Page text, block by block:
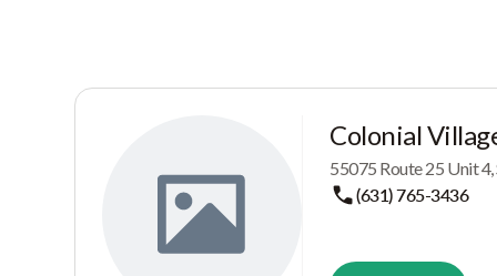
Colonial
55075 Route 25 Unit
(631) 765-3436